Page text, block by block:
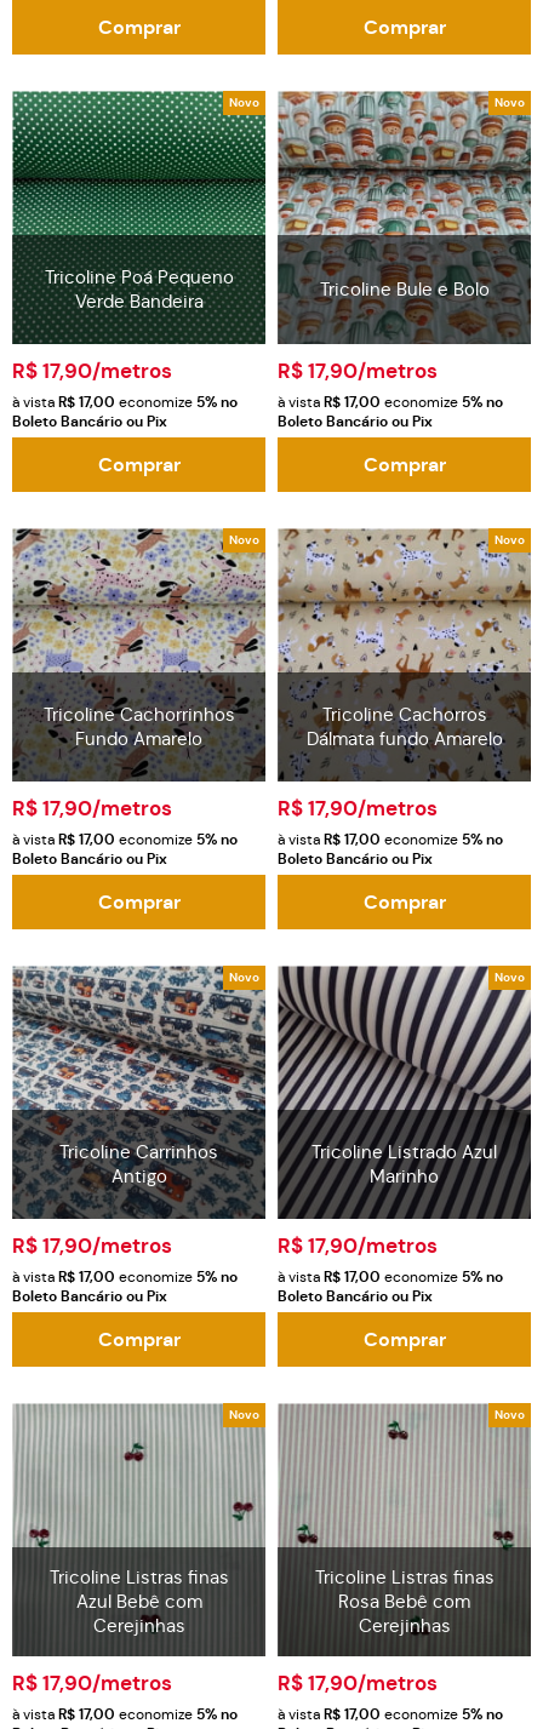
Comprar Comprar
Novo
Tricoline Poá Pequeno
Verde Bandeira
R$ 17,90/metros
à vista R$ 17,00 economize 5%no
Boleto Bancário ou Pix
Comprar
Novo
Tricoline Bule e Bolo
R$ 17,90/metros
à vista R$ 17,00 economize 5%no
Boleto Bancário ou Pix
Comprar
Novo
Tricoline Cachorrinhos
Fundo Amarelo
R$ 17,90/metros
à vista R$ 17,00 economize 5%no
Boleto Bancário ou Pix
Comprar
Novo
Tricoline Cachorros
Dálmata fundo Amarelo
R$ 17,90/metros
à vista R$ 17,00 economize 5%no
Boleto Bancário ou Pix
Comprar
Novo
Tricoline Carrinhos
Antigo
R$ 17,90/metros
à vista R$ 17,00 economize 5%no
Boleto Bancário ou Pix
Comprar
Novo
Tricoline Listrado Azul
Marinho
R$ 17,90/metros
à vista R$ 17,00 economize 5%no
Boleto Bancário ou Pix
Comprar
Novo
Tricoline Listras finas
Azul Bebê com
Cerejinhas
R$ 17,90/metros
à vista R$ 17,00 economize 5%no
Novo
Tricoline Listras finas
Rosa Bebê com
Cerejinhas
R$ 17,90/metros
à vista R$ 17,00 economize 5%no